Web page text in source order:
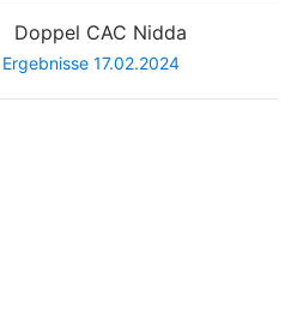
Doppel CAC Nidda
Ergebnisse 17.02.2024